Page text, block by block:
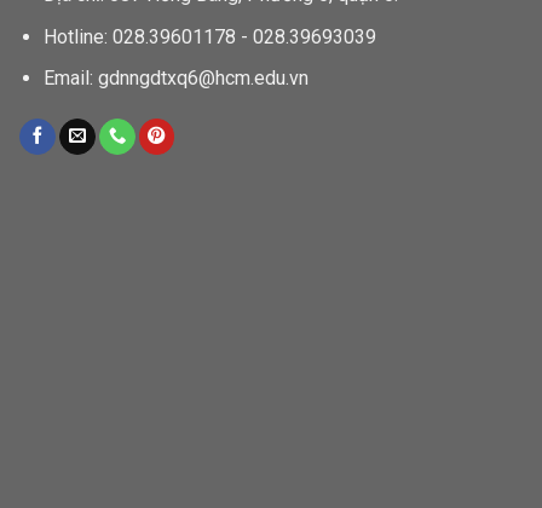
Hotline: 028.39601178 - 028.39693039
Email: gdnngdtxq6@hcm.edu.vn